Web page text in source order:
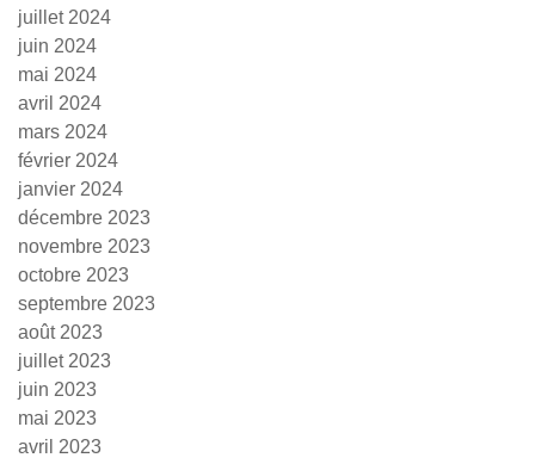
juillet 2024
juin 2024
mai 2024
avril 2024
mars 2024
février 2024
janvier 2024
décembre 2023
novembre 2023
octobre 2023
septembre 2023
août 2023
juillet 2023
juin 2023
mai 2023
avril 2023